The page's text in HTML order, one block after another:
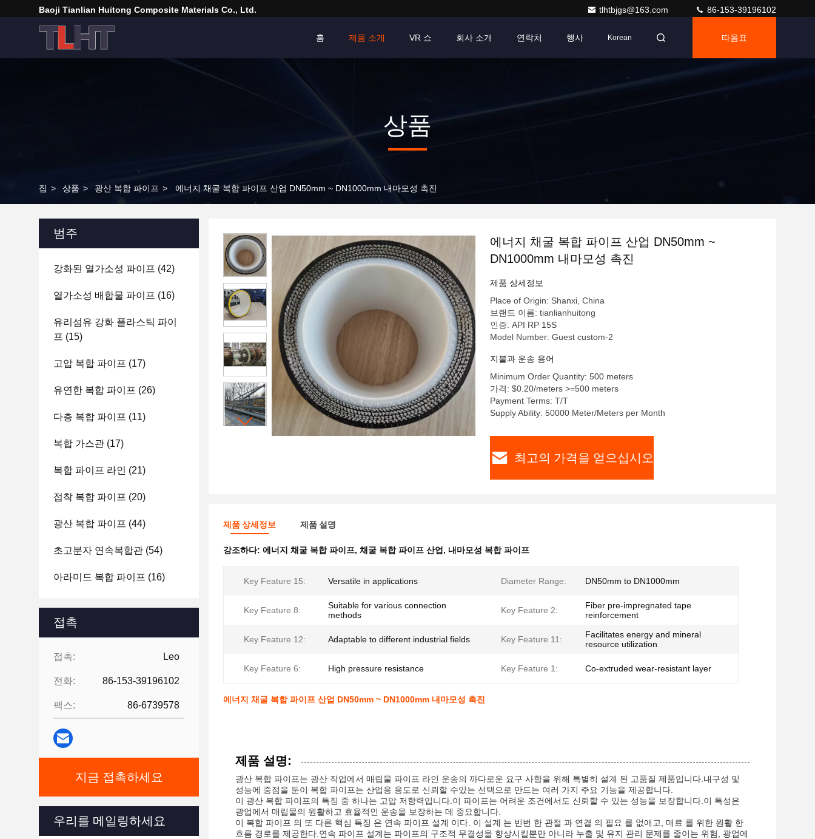
Baoji Tianlian Huitong Composite Materials Co., Ltd. tlhtbjgs@163.com 86-153-39196102
홈 제품 소개 VR 쇼 회사 소개 연락처 행사 Korean 따옴표
상품
집 > 상품 > 광산 복합 파이프 > 에너지 채굴 복합 파이프 산업 DN50mm ~ DN1000mm 내마모성 촉진
범주
강화된 열가소성 파이프 (42)
열가소성 배합물 파이프 (16)
유리섬유 강화 플라스틱 파이
프 (15)
고압 복합 파이프 (17)
유연한 복합 파이프 (26)
다층 복합 파이프 (11)
복합 가스관 (17)
복합 파이프 라인 (21)
접착 복합 파이프 (20)
광산 복합 파이프 (44)
초고분자 연속복합관 (54)
아라미드 복합 파이프 (16)
접촉
접촉: Leo
전화: 86-153-39196102
팩스: 86-6739578
지금 접촉하세요
우리를 메일링하세요
에너지 채굴 복합 파이프 산업 DN50mm ~
DN1000mm 내마모성 촉진
제품 상세정보
Place of Origin: Shanxi, China
브랜드 이름: tianlianhuitong
인증: API RP 15S
Model Number: Guest custom-2
지불과 운송 용어
Minimum Order Quantity: 500 meters
가격: $0.20/meters >=500 meters
Payment Terms: T/T
Supply Ability: 50000 Meter/Meters per Month
최고의 가격을 얻으십시오
제품 상세정보 제품 설명
강조하다: 에너지 채굴 복합 파이프, 채굴 복합 파이프 산업 , 내마모성 복합 파이프
Key Feature 15: Versatile in applications Diameter Range: DN50mm to DN1000mm
Key Feature 8:
Suitable for various connection
methods
Key Feature 2:
Fiber pre-impregnated tape
reinforcement
Key Feature 12: Adaptable to different industrial fields Key Feature 11:
Facilitates energy and mineral
resource utilization
Key Feature 6: High pressure resistance Key Feature 1: Co-extruded wear-resistant layer
에너지 채굴 복합 파이프 산업 DN50mm ~ DN1000mm 내마모성 촉진
제품 설명:
광산 복합 파이프는 광산 작업에서 매립물 파이프 라인 운송의 까다로운 요구 사항을 위해 특별히 설계 된 고품질 제품입니다.내구성 및
성능에 중점을 둔이 복합 파이프는 산업용 용도로 신뢰할 수있는 선택으로 만드는 여러 가지 주요 기능을 제공합니다.
이 광산 복합 파이프의 특징 중 하나는 고압 저항력입니다.이 파이프는 어려운 조건에서도 신뢰할 수 있는 성능을 보장합니다.이 특성은
광업에서 매립물의 원활하고 효율적인 운송을 보장하는 데 중요합니다.
이 복합 파이프 의 또 다른 핵심 특징 은 연속 파이프 설계 이다. 이 설계 는 빈번 한 관절 과 연결 의 필요 를 없애고, 매료 를 위한 원활 한
흐름 경로를 제공한다.연속 파이프 설계는 파이프의 구조적 무결성을 향상시킬뿐만 아니라 누출 및 유지 관리 문제를 줄이는 위험, 광업에